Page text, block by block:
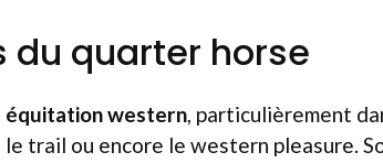
du quarter horse
équitation western , particulièrement
trail ou encore le western pleasure.